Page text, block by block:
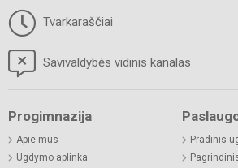
Tvarkaraščiai
Savivaldybės vidinis kanalas
Progimnazija
Apie mus
Ugdymo aplinka
Pradinis